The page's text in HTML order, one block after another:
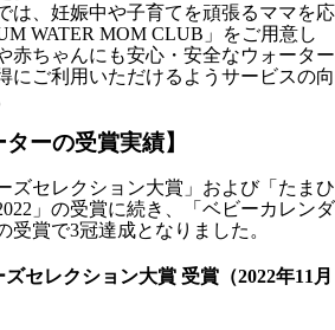
は、妊娠中や子育てを頑張るママを応
WATER MOM CLUB」をご用意し
赤ちゃんにも安心・安全なウォーター
にご利用いただけるようサービスの向
ーの受賞実績】
ズセレクション大賞」および「たまひ
」の受賞に続き、「ベビーカレンダ
受賞で3冠達成となりました。
セレクション大賞 受賞（2022年11月